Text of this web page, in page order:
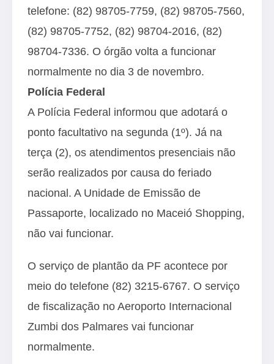
telefone: (82) 98705-7759, (82) 98705-7560,
(82) 98705-7752, (82) 98704-2016, (82)
98704-7336. O órgão volta a funcionar
normalmente no dia 3 de novembro.
Polícia Federal
A Polícia Federal informou que adotará o
ponto facultativo na segunda (1º). Já na
terça (2), os atendimentos presenciais não
serão realizados por causa do feriado
nacional. A Unidade de Emissão de
Passaporte, localizado no Maceió Shopping,
não vai funcionar.
O serviço de plantão da PF acontece por
meio do telefone (82) 3215-6767. O serviço
de fiscalização no Aeroporto Internacional
Zumbi dos Palmares vai funcionar
normalmente.